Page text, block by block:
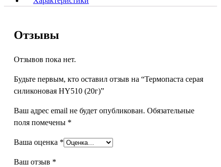
Отзывы
Отзывов пока нет.
Будьте первым, кто оставил отзыв на “Термопаста серая
силиконовая HY510 (20г)”
Ваш адрес email не будет опубликован. Обязательные
поля помечены *
Ваша оценка *
Ваш отзыв *